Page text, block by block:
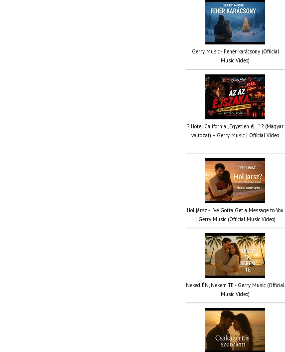
Gerry Music - Fehér karácsony (Official
Music Video)
? Hotel California „Egyetlen éj…” ? (Magyar
változat) – Gerry Music | Official Video
Hol jársz - I've Gotta Get a Message to You
| Gerry Music (Official Music Video)
Neked ÉN, Nekem TE - Gerry Music (Official
Music Video)